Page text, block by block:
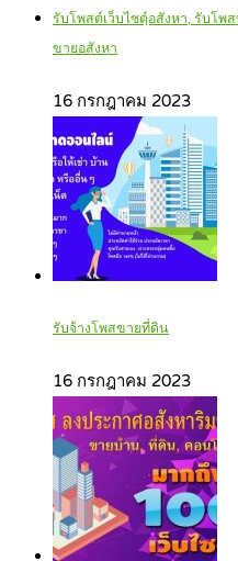
รับโพสต์เว็บไซตฺ์อสังหา, รับโพ
ขายอสังหา
16 กรกฎาคม 2023
รับจ้างโพสขายที่ดิน
16 กรกฎาคม 2023